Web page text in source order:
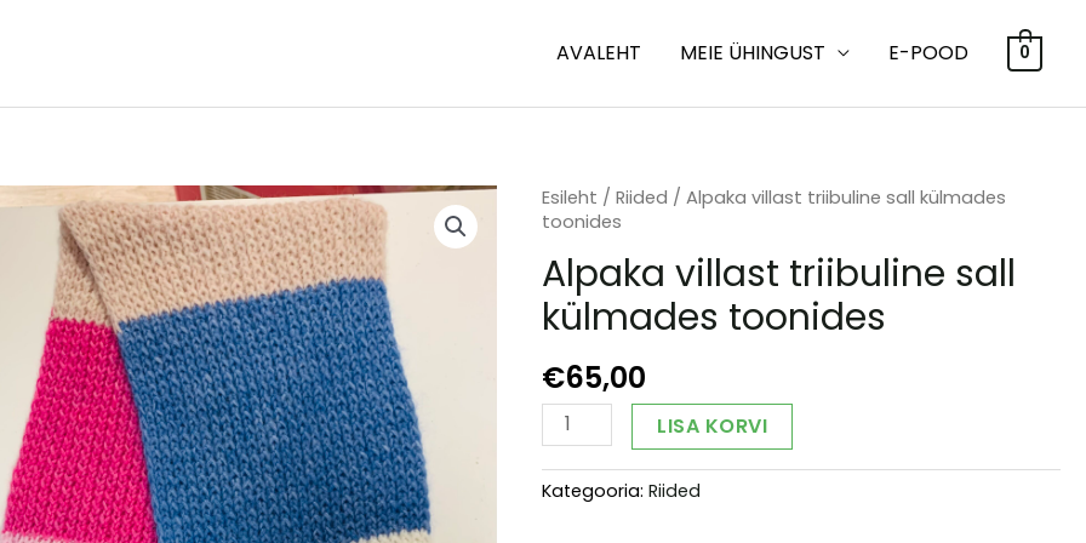
AVALEHT MEIE ÜHINGUST E-POOD 0
Esileht /Riided / Alpaka villast triibuline sall külmades
toonides
Alpaka villast triibuline sall
külmades toonides
€65,00
Alpaka
villast
triibuline
sall
LISA KORVI
Alternative:
Kategooria:Riided